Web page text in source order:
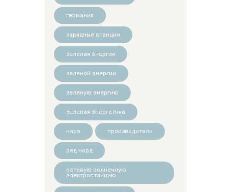
германия
зарядные станции
зеленая энергия
зеленой энергии
зеленую энергию
зелёная энергетика
нарэ производители
ред норд
сетевую солнечную
электростанцию